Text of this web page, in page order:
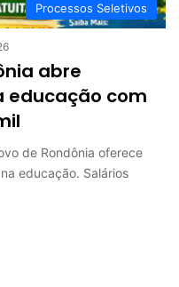
Processos Seletivos
abre
educação com
de Rondônia oferece
educação. Salários